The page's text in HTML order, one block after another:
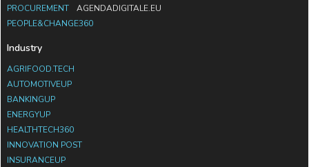
PROCUREMENT
AGENDADIGITALE.EU
PEOPLE&CHANGE360
Industry
AGRIFOOD.TECH
AUTOMOTIVEUP
BANKINGUP
ENERGYUP
HEALTHTECH360
INNOVATION POST
INSURANCEUP